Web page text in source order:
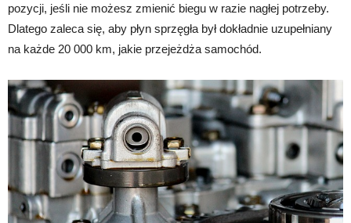
pozycji, jeśli nie możesz zmienić biegu w razie nagłej potrzeby.
Dlatego zaleca się, aby płyn sprzęgła był dokładnie uzupełniany
na każde 20 000 km, jakie przejeżdża samochód.